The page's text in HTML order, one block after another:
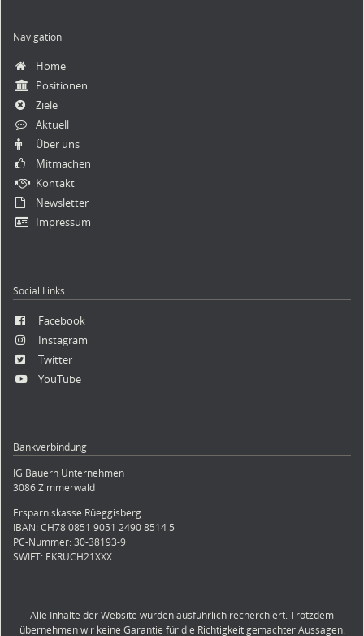
Navigation
überspringen
Home
Positionen
Ziele
Aktuell
Über uns
Mitmachen
Kontakt
Newsletter
Impressum
Social Links
Facebook
Instagram
Twitter
YouTube
Bankverbindung
IG Bauern Unternehmen
3086 Zimmerwald
Ersparniskasse Rüeggisberg
IBAN: CH78 0851 9051 2490 8514 5
PC-Nummer: 30-38193-9
SWIFT: EKRUCH21XXX
Alle Inhalte der Website wurden ausführlich recherchiert. Trotzdem
übernehmen wir keine Garantie für die Richtigkeit gemachter Aussagen.